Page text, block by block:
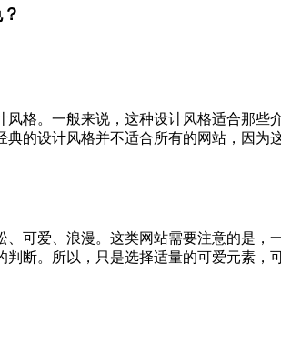
格。一般来说，这种设计风格适合那
的设计风格并不适合所有的网站，因为
可爱、浪漫。这类网站需要注意的是
断。所以，只是选择适量的可爱元素，